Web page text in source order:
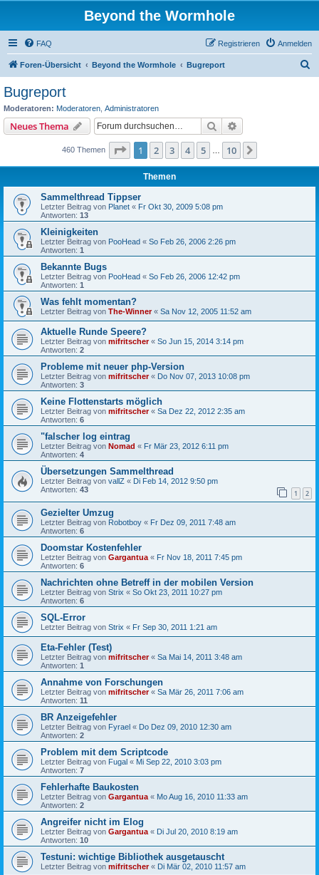
Beyond the Wormhole
FAQ Anmelden
Registrieren
Foren-Übersicht Beyond the Wormhole Bugreport
Bugreport
Moderatoren: Moderatoren Administratoren
Neues Thema Suche
460 Themen Seite 1von 10
1 2 3 4 5 10
Themen
Sammelthread Tippser
Letzter Beitrag von Planet « Fr Okt 30, 2009 5:08 pm
Antworten: 13
Kleinigkeiten
Letzter Beitrag von PooHead « So Feb 26, 2006 2:26 pm
Antworten: 1
Bekannte Bugs
Letzter Beitrag von PooHead « So Feb 26, 2006 12:42 pm
Antworten: 1
Was fehlt momentan?
Letzter Beitrag von The-Winner« Sa Nov 12, 2005 11:52 am
Aktuelle Runde Speere?
Letzter Beitrag von mifritscher« So Jun 15, 2014 3:14 pm
Antworten: 2
Probleme mit neuer php-Version
Letzter Beitrag von mifritscher« Do Nov 07, 2013 10:08 pm
Antworten: 3
Keine Flottenstarts möglich
Letzter Beitrag von mifritscher« Sa Dez 22, 2012 2:35 am
Antworten: 6
"falscher log eintrag
Letzter Beitrag von Nomad « Fr Mär 23, 2012 6:11 pm
Antworten: 4
Übersetzungen Sammelthread
Letzter Beitrag von vallZ « Di Feb 14, 2012 9:50 pm
Antworten: 43 1 2
Gezielter Umzug
Letzter Beitrag von Robotboy « Fr Dez 09, 2011 7:48 am
Antworten: 6
Doomstar Kostenfehler
Letzter Beitrag von Gargantua « Fr Nov 18, 2011 7:45 pm
Antworten: 6
Nachrichten ohne Betreff in der mobilen Version
Letzter Beitrag von Strix « So Okt 23, 2011 10:27 pm
Antworten: 6
SQL-Error
Letzter Beitrag von Strix « Fr Sep 30, 2011 1:21 am
Eta-Fehler (Test)
Letzter Beitrag von mifritscher« Sa Mai 14, 2011 3:48 am
Antworten: 1
Annahme von Forschungen
Letzter Beitrag von mifritscher« Sa Mär 26, 2011 7:06 am
Antworten: 11
BR Anzeigefehler
Letzter Beitrag von Fyrael « Do Dez 09, 2010 12:30 am
Antworten: 2
Problem mit dem Scriptcode
Letzter Beitrag von Fugal « Mi Sep 22, 2010 3:03 pm
Antworten: 7
Fehlerhafte Baukosten
Letzter Beitrag von Gargantua « Mo Aug 16, 2010 11:33 am
Antworten: 2
Angreifer nicht im Elog
Letzter Beitrag von Gargantua « Di Jul 20, 2010 8:19 am
Antworten: 10
Testuni: wichtige Bibliothek ausgetauscht
Letzter Beitrag von mifritscher« Di Mär 02, 2010 11:57 am